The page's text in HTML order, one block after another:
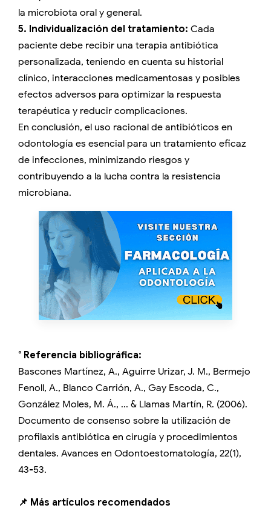
la microbiota oral y general.
5. Individualización del tratamiento: Cada
paciente debe recibir una terapia antibiótica
personalizada, teniendo en cuenta su historial
clínico, interacciones medicamentosas y posibles
efectos adversos para optimizar la respuesta
terapéutica y reducir complicaciones.
En conclusión, el uso racional de antibióticos en
odontología es esencial para un tratamiento eficaz
de infecciones, minimizando riesgos y
contribuyendo a la lucha contra la resistencia
microbiana.
° Referencia bibliográfica:
Bascones Martínez, A., Aguirre Urizar, J. M., Bermejo
Fenoll, A., Blanco Carrión, A., Gay Escoda, C.,
González Moles, M. Á., ... & Llamas Martín, R. (2006).
Documento de consenso sobre la utilización de
profilaxis antibiótica en cirugía y procedimientos
dentales. Avances en Odontoestomatología, 22(1),
43-53.
📌 Más artículos recomendados